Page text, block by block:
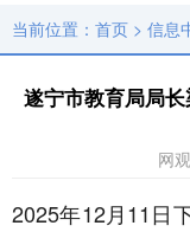
当前位置： 首页 > 信息
遂宁市教育局局
网观
2025年12月11日